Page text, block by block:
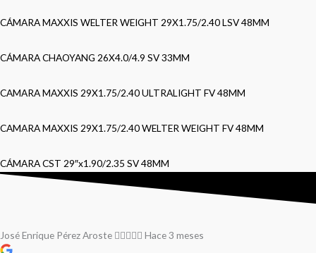
CÁMARA MAXXIS WELTER WEIGHT 29X1.75/2.40 LSV 48MM
CÁMARA CHAOYANG 26X4.0/4.9 SV 33MM
CAMARA MAXXIS 29X1.75/2.40 ULTRALIGHT FV 48MM
CAMARA MAXXIS 29X1.75/2.40 WELTER WEIGHT FV 48MM
CÁMARA CST 29″x1.90/2.35 SV 48MM
José Enrique Pérez Aroste Hace 3 meses